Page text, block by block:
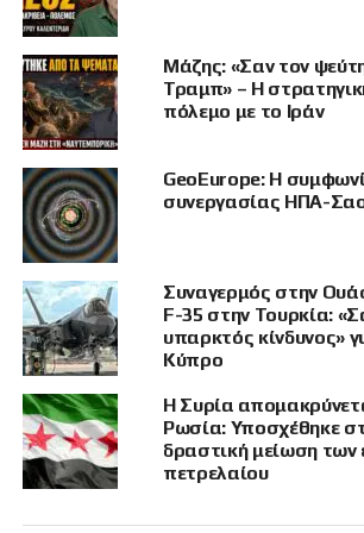
Στους κατόχους διαβατηρίων
απαγορεύεται πλέον πλήρως η
ΗΠΑ: Αφγανιστάν, Μιανμάρ,
του Κονγκό, Ισημερινή Γουινέα,
Ιράν, Λιβύη, Σομαλία, Σουδάν και
επτά ακόμη χώρες -Μπουρούντι,
Σιέρα Λεόνε, Τόγκο,
Βενεζουέλα- αντιμετωπίζουν
όχι πλήρεις περιορισμούς στα
Ωστόσο, η εντολή περιέχει μια
τους συμμετέχοντες στο
τους Αγώνες του 2028.
Το τέταρτο άρθρο της
απαγόρευσης αναφέρει ότι
αθλητής ή μέλος αθλητικής
Μάζης: «Σαν τον
Τραμπ» – Η
πόλεμο με το Ιράν
GeoEurope: Η
συνεργασίας ΗΠΑ-
Συναγερμός στην
F-35 στην Τουρκία:
υπαρκτός κίνδυνος»
Κύπρο
Η Συρία
Ρωσία: Υποσχέθηκε
δραστική μείωση των
πετρελαίου